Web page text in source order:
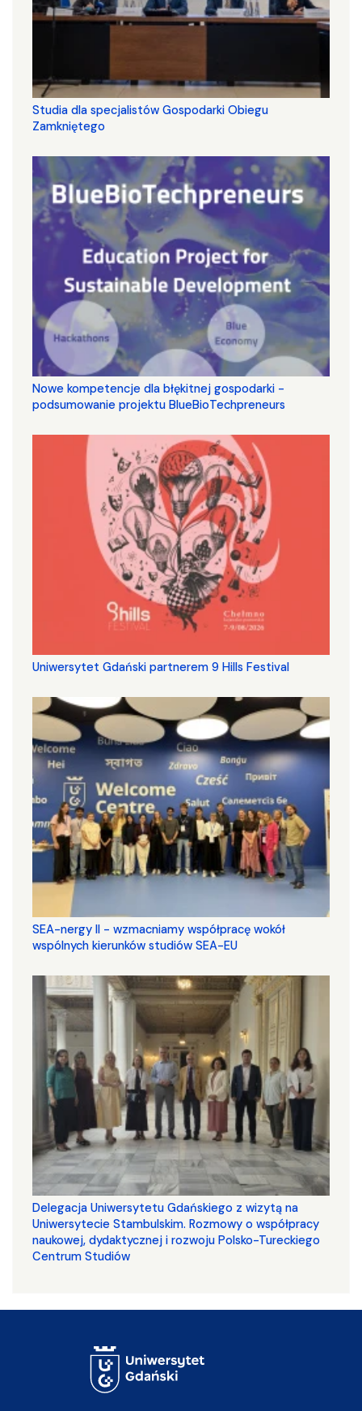
Studia dla specjalistów Gospodarki Obiegu
Zamkniętego
Nowe kompetencje dla błękitnej gospodarki -
podsumowanie projektu BlueBioTechpreneurs
Uniwersytet Gdański partnerem 9 Hills Festival
SEA-nergy II - wzmacniamy współpracę wokół
wspólnych kierunków studiów SEA-EU
Delegacja Uniwersytetu Gdańskiego z wizytą na
Uniwersytecie Stambulskim. Rozmowy o współpracy
naukowej, dydaktycznej i rozwoju Polsko-Tureckiego
Centrum Studiów